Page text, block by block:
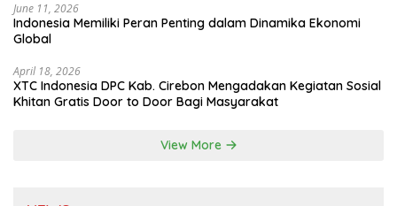
June 11, 2026
Indonesia Memiliki Peran Penting dalam Dinamika Ekonomi
Global
April 18, 2026
XTC Indonesia DPC Kab. Cirebon Mengadakan Kegiatan Sosial
Khitan Gratis Door to Door Bagi Masyarakat
View More